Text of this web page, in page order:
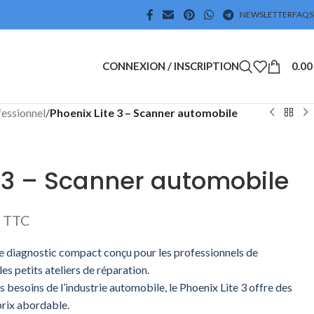
NEWSLETTERFAQS
CONNEXION / INSCRIPTION 0.00
/Phoenix Lite 3 – Scanner automobile
3 – Scanner automobile
TTC
diagnostic compact conçu pour les professionnels de
les petits ateliers de réparation.
besoins de l’industrie automobile, le Phoenix Lite 3 offre des
abordable.